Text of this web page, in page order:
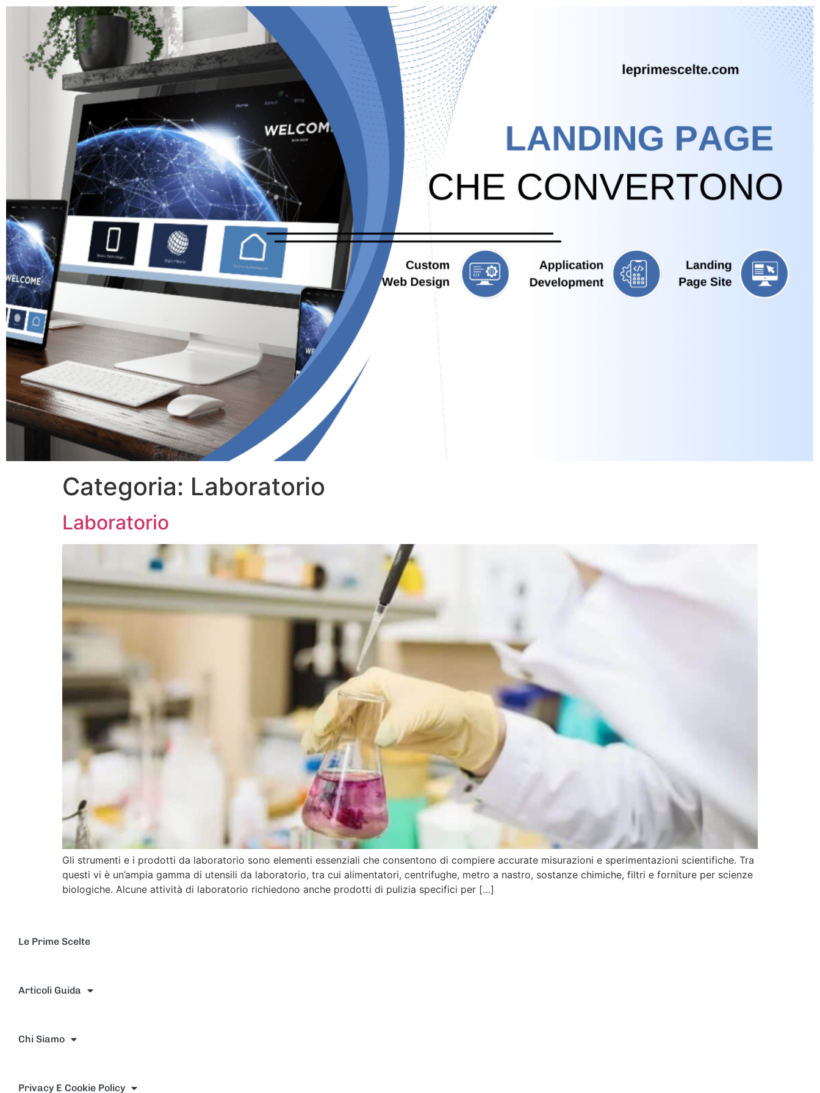
Categoria: Laboratorio
Laboratorio
Gli strumenti e i prodotti da laboratorio sono elementi essenziali che consentono di compiere accurate misurazioni e sperimentazioni scientifiche. Tra
questi vi è un’ampia gamma di utensili da laboratorio, tra cui alimentatori, centrifughe, metro a nastro, sostanze chimiche, filtri e forniture per scienze
biologiche. Alcune attività di laboratorio richiedono anche prodotti di pulizia specifici per […]
Le Prime Scelte
Articoli Guida
Chi Siamo
Privacy E Cookie Policy